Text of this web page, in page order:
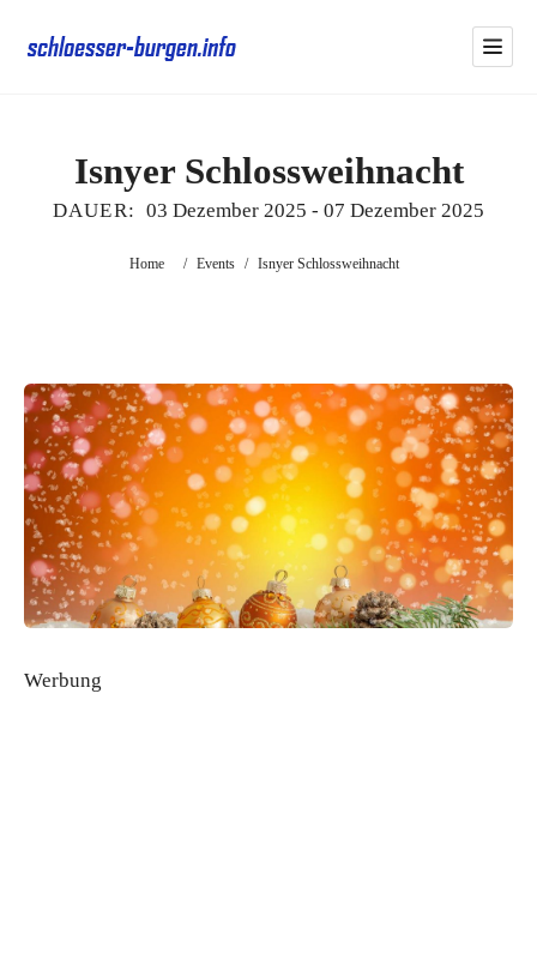
Isnyer Schlossweihnacht
DAUER: 03 Dezember 2025 - 07 Dezember 2025
Home / Events / Isnyer Schlossweihnacht
Werbung